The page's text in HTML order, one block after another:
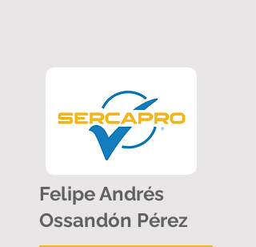
Felipe Andrés
Ossandón Pérez